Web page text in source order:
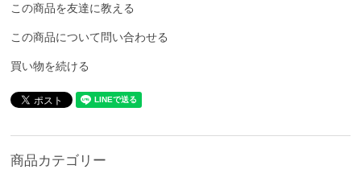
この商品を友達に教える
この商品について問い合わせる
買い物を続ける
商品カテゴリー